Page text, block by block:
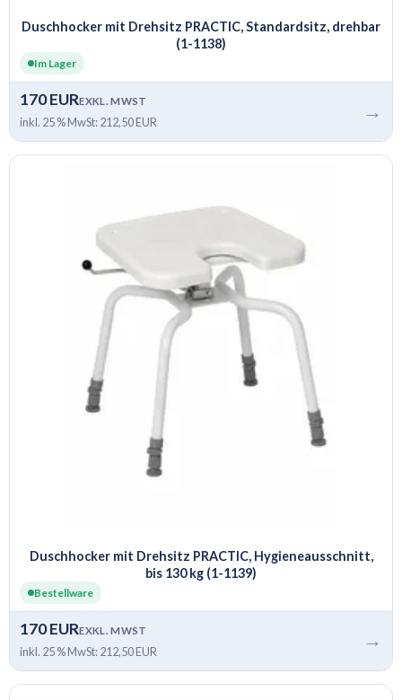
Duschhocker mit Drehsitz PRACTIC, Standardsitz, drehbar
(1-1138)
Im Lager
170 EUREXKL. MWST
inkl. 25 % MwSt: 212,50 EUR →
Duschhocker mit Drehsitz PRACTIC, Hygieneausschnitt,
bis 130 kg (1-1139)
Bestellware
170 EUREXKL. MWST
inkl. 25 % MwSt: 212,50 EUR →